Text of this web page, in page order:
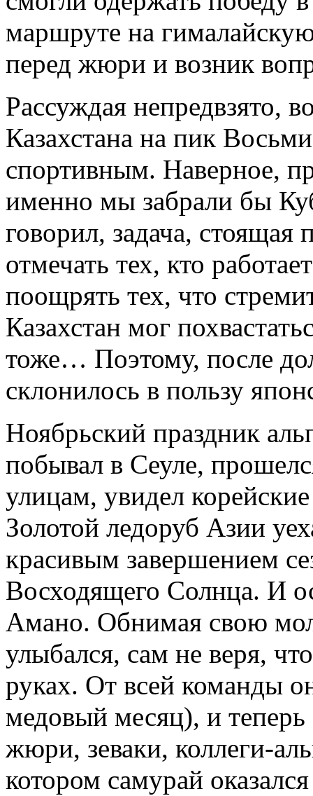
маршруте на
перед жюри и возник
Рассуждая
Казахстана на пик
спортивным. Наверное,
именно мы забрали бы
говорил, задача,
отмечать тех, кто
поощрять тех, что
Казахстан мог
тоже… Поэтому, после
склонилось в пользу
Ноябрьский праздник
побывал в Сеуле,
улицам, увидел
Золотой ледоруб Азии
красивым завершением
Восходящего Солнца. И
Амано. Обнимая свою
улыбался, сам не веря,
руках. От всей команды
медовый месяц), и теперь
жюри, зеваки, коллеги-
котором самурай